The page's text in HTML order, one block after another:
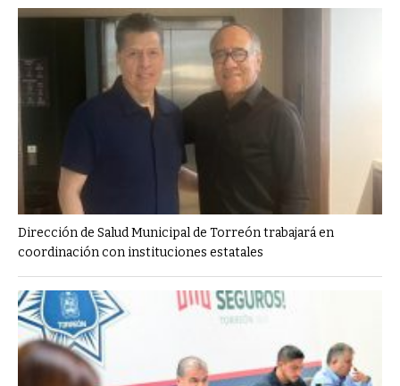
Dirección de Salud Municipal de Torreón trabajará en
coordinación con instituciones estatales